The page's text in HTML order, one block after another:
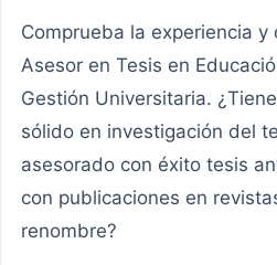
Comprueba la experiencia y
Asesor en Tesis en
Gestión Universitaria.
sólido en investigación del
asesorado con éxito tesis
con publicaciones en
renombre?